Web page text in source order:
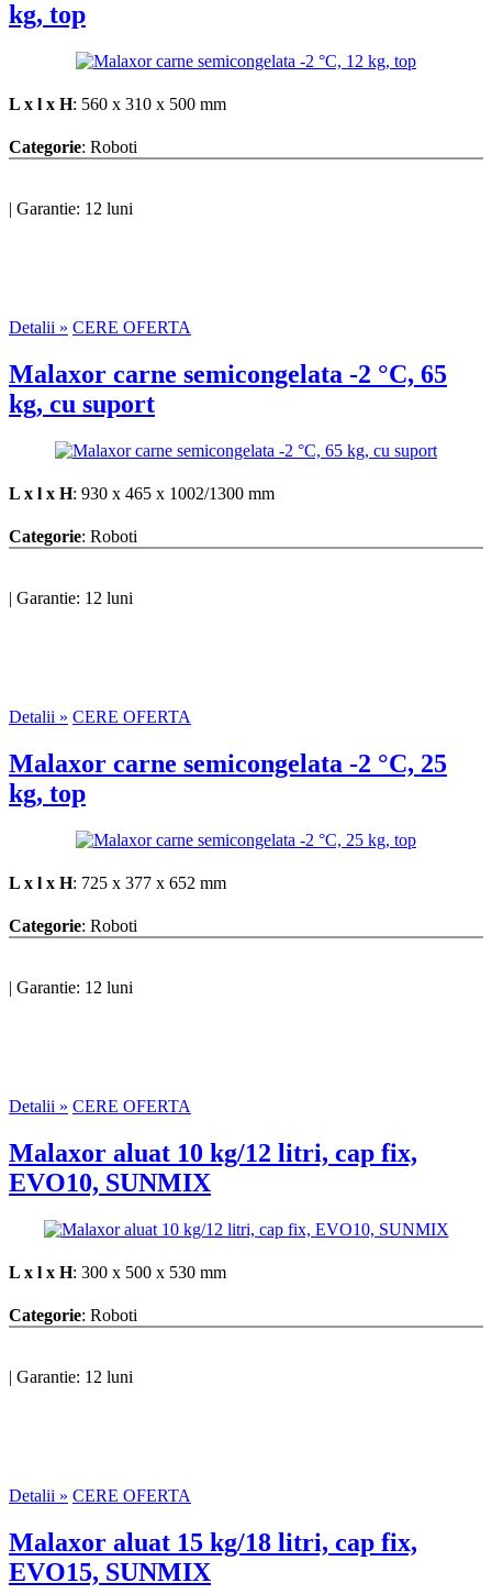
kg, top
L x l x H: 560 x 310 x 500 mm
Categorie: Roboti
| Garantie: 12 luni
Detalii » CERE OFERTA
Malaxor carne semicongelata -2 °C, 65
kg, cu suport
L x l x H: 930 x 465 x 1002/1300 mm
Categorie: Roboti
| Garantie: 12 luni
Detalii » CERE OFERTA
Malaxor carne semicongelata -2 °C, 25
kg, top
L x l x H: 725 x 377 x 652 mm
Categorie: Roboti
| Garantie: 12 luni
Detalii » CERE OFERTA
Malaxor aluat 10 kg/12 litri, cap fix,
EVO10, SUNMIX
L x l x H: 300 x 500 x 530 mm
Categorie: Roboti
| Garantie: 12 luni
Detalii » CERE OFERTA
Malaxor aluat 15 kg/18 litri, cap fix,
EVO15, SUNMIX